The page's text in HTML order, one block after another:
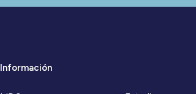
Información